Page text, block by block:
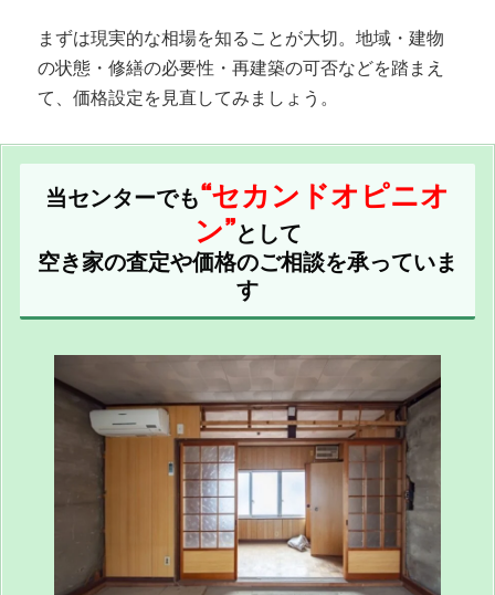
まずは現実的な相場を知ることが大切。地域・建物
の状態・修繕の必要性・再建築の可否などを踏まえ
て、価格設定を見直してみましょう。
当センターでも“セカンドオピニオ
ン”として
空き家の査定や価格のご相談を承っていま
す